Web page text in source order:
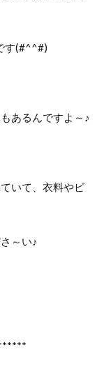
す(#^^#)
あるんですよ～♪
いて、衣料やビ
～い♪